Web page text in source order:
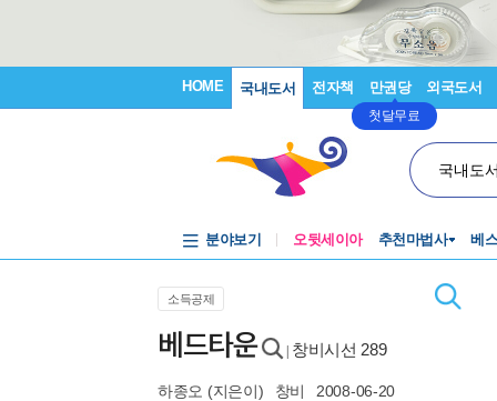
HOME 국내도서 전자책 만권당
첫달무료
외국도서
국내도
분야보기 오뒷세이아 추천마법사 베
소득공제
베드타운 창비시선 289
하종오 (지은이) 창비 2008-06-20